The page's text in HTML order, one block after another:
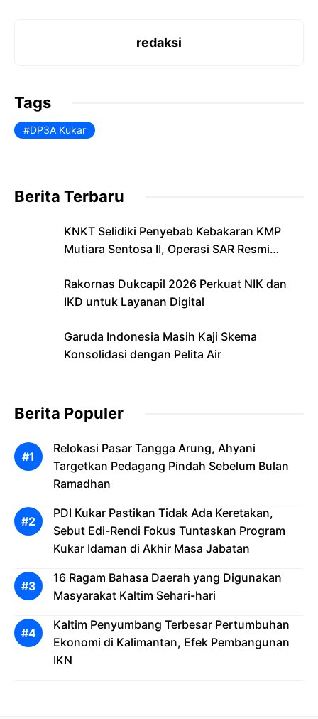
o
o
k
ri
redaksi
Tags
DP3A Kukar
Berita Terbaru
KNKT Selidiki Penyebab Kebakaran KMP
Mutiara Sentosa II, Operasi SAR Resmi
Rakornas Dukcapil 2026 Perkuat NIK dan
IKD untuk Layanan Digital
Garuda Indonesia Masih Kaji Skema
Konsolidasi dengan Pelita Air
Berita Populer
Relokasi Pasar Tangga Arung, Ahyani
Targetkan Pedagang Pindah Sebelum Bulan
Ramadhan
PDI Kukar Pastikan Tidak Ada Keretakan,
Sebut Edi-Rendi Fokus Tuntaskan Program
Kukar Idaman di Akhir Masa Jabatan
16 Ragam Bahasa Daerah yang Digunakan
Masyarakat Kaltim Sehari-hari
Kaltim Penyumbang Terbesar Pertumbuhan
Ekonomi di Kalimantan, Efek Pembangunan
IKN